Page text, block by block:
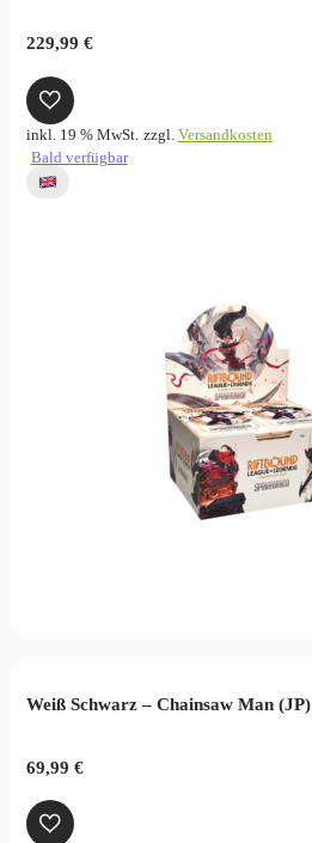
229,99 €
inkl. 19 % MwSt. zzgl. Versandkosten
Bald verfügbar
Weiß Schwarz – Chainsaw Man (JP)
69,99 €